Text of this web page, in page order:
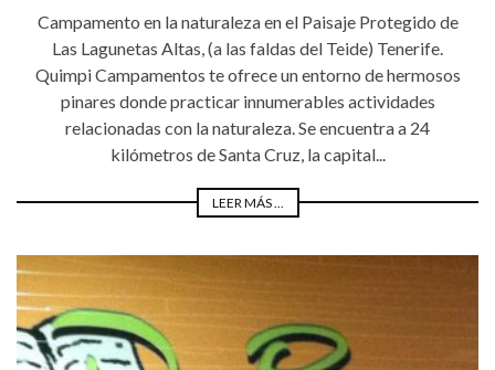
Campamento en la naturaleza en el Paisaje Protegido de
Las Lagunetas Altas, (a las faldas del Teide) Tenerife.
Quimpi Campamentos te ofrece un entorno de hermosos
pinares donde practicar innumerables actividades
relacionadas con la naturaleza. Se encuentra a 24
kilómetros de Santa Cruz, la capital...
LEER MÁS ...